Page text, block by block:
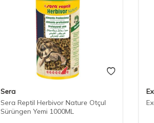
Sera
Sera Reptil Herbivor Nature Otçul
Sürüngen Yemi 1000ML